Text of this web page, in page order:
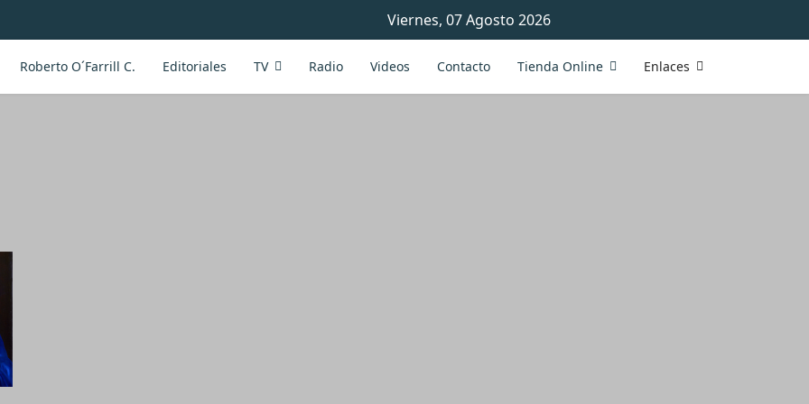
Viernes, 07 Agosto 2026
Roberto O´Farrill C. Editoriales TV Radio Videos Contacto Tienda Online Enlaces